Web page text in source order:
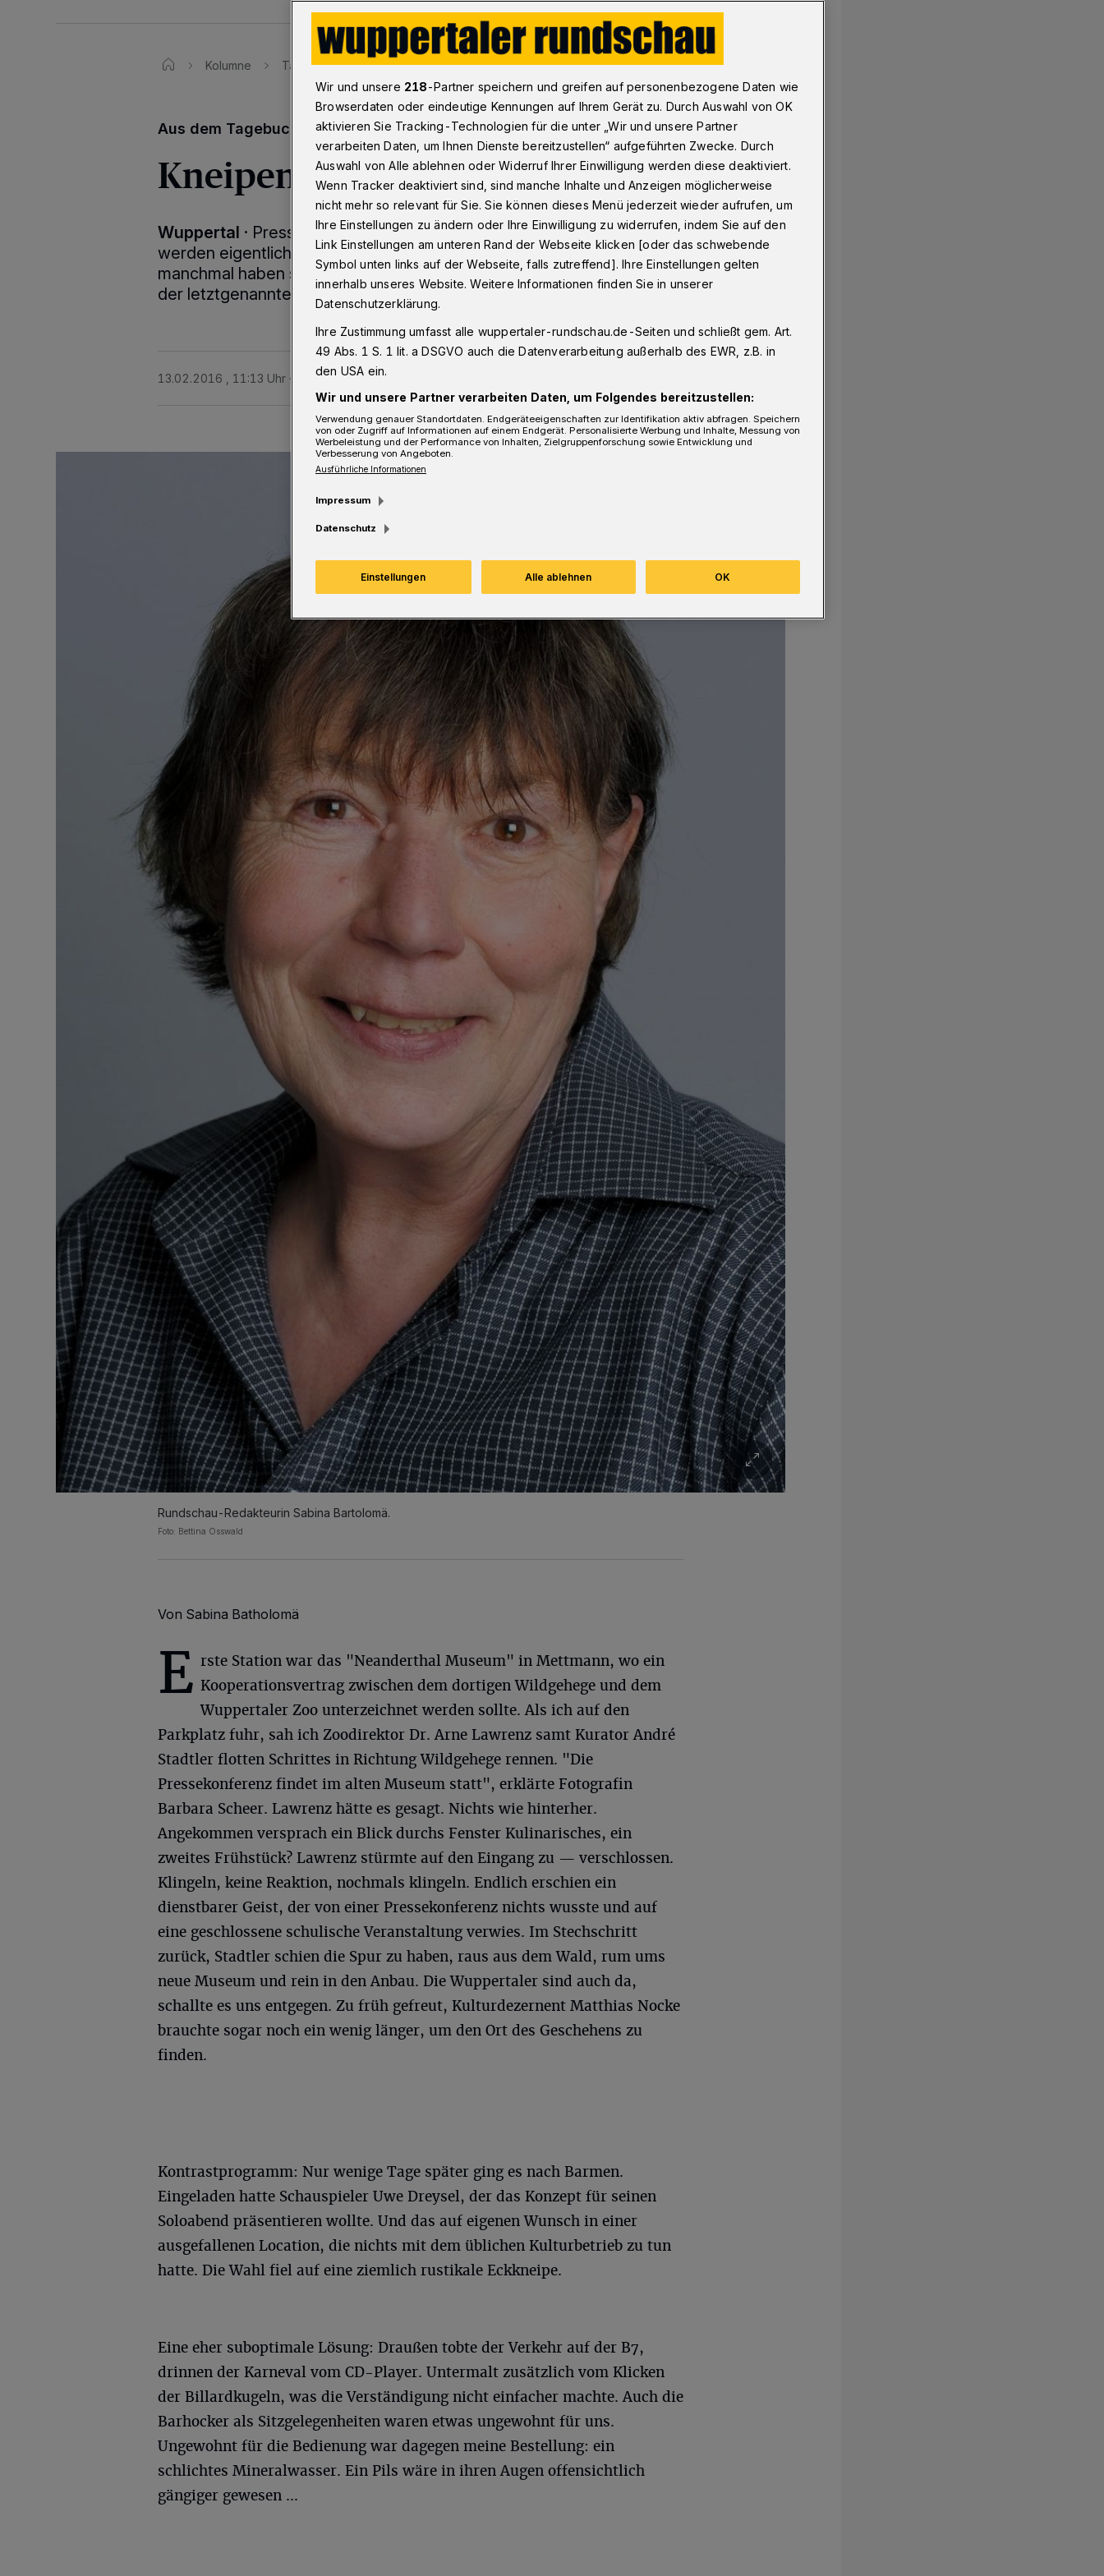
Kolumne Tagebuch Kneipen-Kultur
Aus dem Tagebuch der Redaktion
Kneipen-Kultur
Wuppertal · Pressekonferenzen gehören zu unserem Alltag und
werden eigentlich nur nach ihrem Informationsgehalt beurteilt. Aber
manchmal haben sie auch einen gewissen Unterhaltungswert. Zwei
der letztgenannten durfte ich in den vergangenen Wochen besuchen.
13.02.2016 , 11:13 Uhr Eine Minute Lesezeit
Rundschau-Redakteurin Sabina Bartolomä.
Foto: Bettina Osswald
Von Sabina Batholomä
E rste Station war das "Neanderthal Museum" in Mettmann, wo ein
Kooperationsvertrag zwischen dem dortigen Wildgehege und dem
Wuppertaler Zoo unterzeichnet werden sollte. Als ich auf den
Parkplatz fuhr, sah ich Zoodirektor Dr. Arne Lawrenz samt Kurator André
Stadtler flotten Schrittes in Richtung Wildgehege rennen. "Die
Pressekonferenz findet im alten Museum statt", erklärte Fotografin
Barbara Scheer. Lawrenz hätte es gesagt. Nichts wie hinterher.
Angekommen versprach ein Blick durchs Fenster Kulinarisches, ein
zweites Frühstück? Lawrenz stürmte auf den Eingang zu — verschlossen.
Klingeln, keine Reaktion, nochmals klingeln. Endlich erschien ein
dienstbarer Geist, der von einer Pressekonferenz nichts wusste und auf
eine geschlossene schulische Veranstaltung verwies. Im Stechschritt
zurück, Stadtler schien die Spur zu haben, raus aus dem Wald, rum ums
neue Museum und rein in den Anbau. Die Wuppertaler sind auch da,
schallte es uns entgegen. Zu früh gefreut, Kulturdezernent Matthias Nocke
brauchte sogar noch ein wenig länger, um den Ort des Geschehens zu
finden.
Kontrastprogramm: Nur wenige Tage später ging es nach Barmen.
Eingeladen hatte Schauspieler Uwe Dreysel, der das Konzept für seinen
Soloabend präsentieren wollte. Und das auf eigenen Wunsch in einer
ausgefallenen Location, die nichts mit dem üblichen Kulturbetrieb zu tun
hatte. Die Wahl fiel auf eine ziemlich rustikale Eckkneipe.
Eine eher suboptimale Lösung: Draußen tobte der Verkehr auf der B7,
drinnen der Karneval vom CD-Player. Untermalt zusätzlich vom Klicken
der Billardkugeln, was die Verständigung nicht einfacher machte. Auch die
Barhocker als Sitzgelegenheiten waren etwas ungewohnt für uns.
Ungewohnt für die Bedienung war dagegen meine Bestellung: ein
schlichtes Mineralwasser. Ein Pils wäre in ihren Augen offensichtlich
gängiger gewesen ...
Wir und unsere 218-Partner speichern und greifen auf personenbezogene Daten wie
Browserdaten oder eindeutige Kennungen auf Ihrem Gerät zu. Durch Auswahl von OK
aktivieren Sie Tracking-Technologien für die unter „Wir und unsere Partner
verarbeiten Daten, um Ihnen Dienste bereitzustellen“ aufgeführten Zwecke. Durch
Auswahl von Alle ablehnen oder Widerruf Ihrer Einwilligung werden diese deaktiviert.
Wenn Tracker deaktiviert sind, sind manche Inhalte und Anzeigen möglicherweise
nicht mehr so relevant für Sie. Sie können dieses Menü jederzeit wieder aufrufen, um
Ihre Einstellungen zu ändern oder Ihre Einwilligung zu widerrufen, indem Sie auf den
Link Einstellungen am unteren Rand der Webseite klicken [oder das schwebende
Symbol unten links auf der Webseite, falls zutreffend]. Ihre Einstellungen gelten
innerhalb unseres Website. Weitere Informationen finden Sie in unserer
Datenschutzerklärung.
Ihre Zustimmung umfasst alle wuppertaler-rundschau.de-Seiten und schließt gem. Art.
49 Abs. 1 S. 1 lit. a DSGVO auch die Datenverarbeitung außerhalb des EWR, z.B. in
den USA ein.
Wir und unsere Partner verarbeiten Daten, um Folgendes bereitzustellen:
Verwendung genauer Standortdaten. Endgeräteeigenschaften zur Identifikation aktiv abfragen. Speichern
von oder Zugriff auf Informationen auf einem Endgerät. Personalisierte Werbung und Inhalte, Messung von
Werbeleistung und der Performance von Inhalten, Zielgruppenforschung sowie Entwicklung und
Verbesserung von Angeboten.
Ausführliche Informationen
Impressum
Datenschutz
Einstellungen Alle ablehnen OK